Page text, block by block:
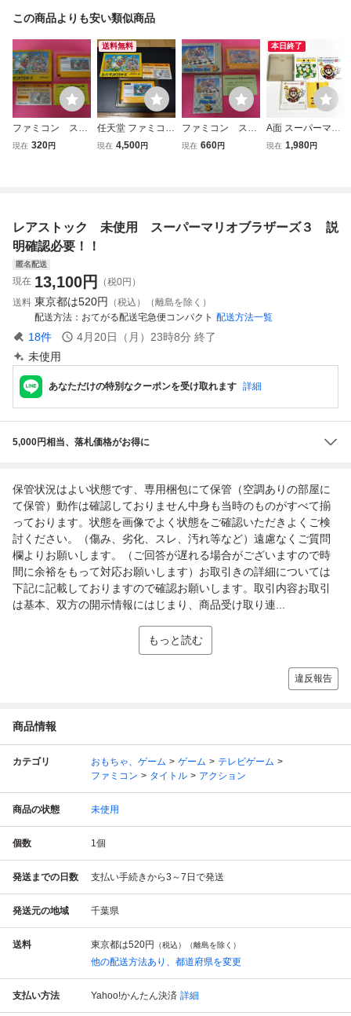
この商品よりも安い類似商品
ファミコン スー
パーマリオブラザ
現在 320円
送料無料
任天堂 ファミコン
スーパーマリオブ
現在 4,500円
ファミコン スー
パーマリオブラザ
現在 660円
本日終了
A面 スーパーマリ
オブラザーズ２ B
現在 1,980円
レアストック 未使用 スーパーマリオブラザーズ３ 説
明確認必要！！
匿名配送
現在 13,100円
（税0円）
送料 東京都は520円
（税込）（離島を除く）
配送方法
おてがる配送宅急便コンパクト 配送方法一覧
18件 4月20日（月）23時8分 終了
未使用
あなただけの特別なクーポンを受け取れます 詳細
5,000円相当、落札価格がお得に
保管状況はよい状態です、専用梱包にて保管（空調ありの部屋に
て保管）動作は確認しておりません中身も当時のものがすべて揃
っております。状態を画像でよく状態をご確認いただきよくご検
討ください。（傷み、劣化、スレ、汚れ等など）遠慮なくご質問
欄よりお願いします。（ご回答が遅れる場合がございますので時
間に余裕をもって対応お願いします）お取引きの詳細については
下記に記載しておりますので確認お願いします。取引内容お取引
は基本、双方の開示情報にはじまり、商品受け取り連...
もっと読む
違反報告
商品情報
カテゴリ おもちゃ、ゲーム ゲーム
テレビゲーム
ファミコン
タイトル アクション
商品の状態 未使用
個数 1個
発送までの日数 支払い手続きから3～7日で発送
発送元の地域 千葉県
送料 東京都は520円 （税込）（離島を除く）
他の配送方法あり、都道府県を変更
支払い方法 Yahoo!かんたん決済 詳細